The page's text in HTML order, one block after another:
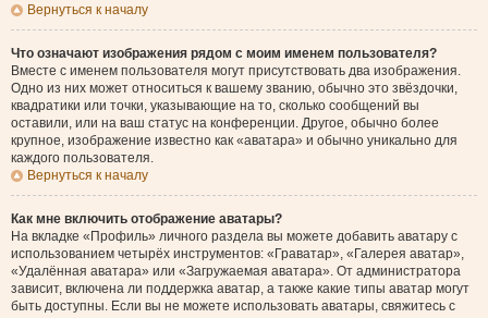
Вернуться к началу
Что означают изображения рядом с моим именем пользователя?
Вместе с именем пользователя могут присутствовать два изображения.
Одно из них может относиться к вашему званию, обычно это звёздочки,
квадратики или точки, указывающие на то, сколько сообщений вы
оставили, или на ваш статус на конференции. Другое, обычно более
крупное, изображение известно как «аватара» и обычно уникально для
каждого пользователя.
Вернуться к началу
Как мне включить отображение аватары?
На вкладке «Профиль» личного раздела вы можете добавить аватару с
использованием четырёх инструментов: «Граватар», «Галерея аватар»,
«Удалённая аватара» или «Загружаемая аватара». От администратора
зависит, включена ли поддержка аватар, а также какие типы аватар могут
быть доступны. Если вы не можете использовать аватары, свяжитесь с